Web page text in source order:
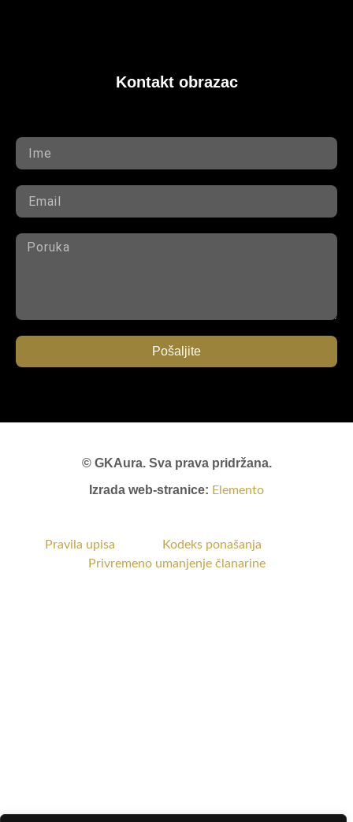
Kontakt obrazac
Pošaljite
© GKAura. Sva prava pridržana.
Izrada web-stranice: Elemento
Pravila upisa
Kodeks ponašanja
Privremeno umanjenje članarine